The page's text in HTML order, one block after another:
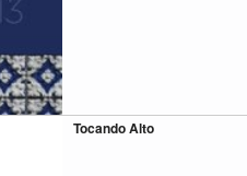
Tocando Alto